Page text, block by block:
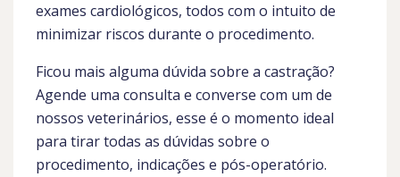
exames cardiológicos, todos com o intuito de
minimizar riscos durante o procedimento.
Ficou mais alguma dúvida sobre a castração?
Agende uma consulta e converse com um de
nossos veterinários, esse é o momento ideal
para tirar todas as dúvidas sobre o
procedimento, indicações e pós-operatório.